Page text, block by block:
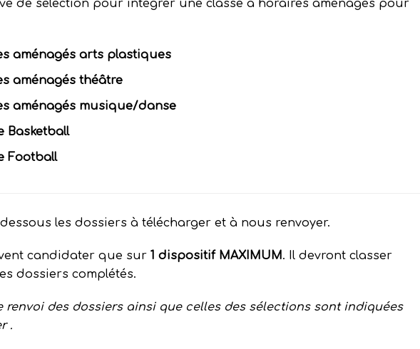
de sélection pour intégrer une classe à horaires aménagés pour
aménagés arts plastiques
aménagés théâtre
aménagés musique/danse
Basketball
Football
les dossiers à télécharger et à nous renvoyer.
candidater que sur 1 dispositif MAXIMUM . Il devront classer
dossiers complétés.
renvoi des dossiers ainsi que celles des sélections sont indiquées
.